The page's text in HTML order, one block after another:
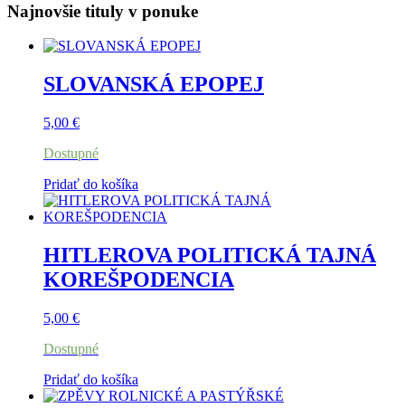
Najnovšie tituly v ponuke
SLOVANSKÁ EPOPEJ
5,00 €
Dostupné
Pridať do košíka
HITLEROVA POLITICKÁ TAJNÁ
KOREŠPODENCIA
5,00 €
Dostupné
Pridať do košíka